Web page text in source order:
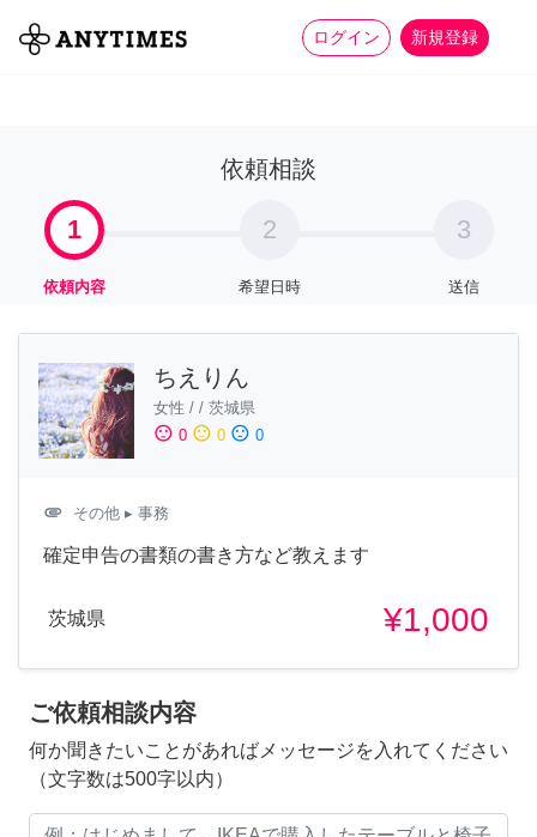
ログイン 新規登録
全て 家事 more_horiz
依頼相談
1
依頼内容
2
希望日時
3
送信
ちえりん
女性 / / 茨城県
sentiment_satisfied 0 sentiment_neutral 0 sentiment_dissatisfied 0
attachment その他 ▸ 事務
確定申告の書類の書き方など教えます
茨城県 ¥1,000
ご依頼相談内容
何か聞きたいことがあればメッセージを入れてください
（文字数は500字以内）